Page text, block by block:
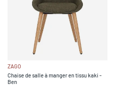
ZAGO
Chaise de salle à manger en tissu kaki -
Ben